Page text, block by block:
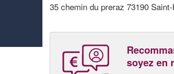
35 chemin du preraz 73190
soyez en